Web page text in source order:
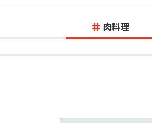
肉料理